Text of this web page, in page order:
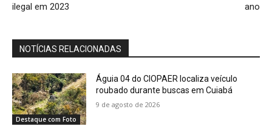
ilegal em 2023
ano
NOTÍCIAS RELACIONADAS
Destaque com Foto
Águia 04 do CIOPAER localiza veículo
roubado durante buscas em Cuiabá
9 de agosto de 2026